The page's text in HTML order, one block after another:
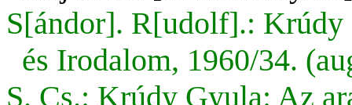
S[ándor]. R[udolf].: Krúdy
és Irodalom, 1960/34.
S. Cs.: Krúdy Gyula: Az